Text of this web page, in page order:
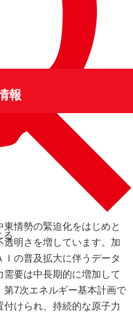
る
報
情勢の緊迫化をはじめと
明さを増しています。加
の普及拡大に伴うデータ
要は中長期的に増加して
7次エネルギー基本計画で
けられ、持続的な原子力